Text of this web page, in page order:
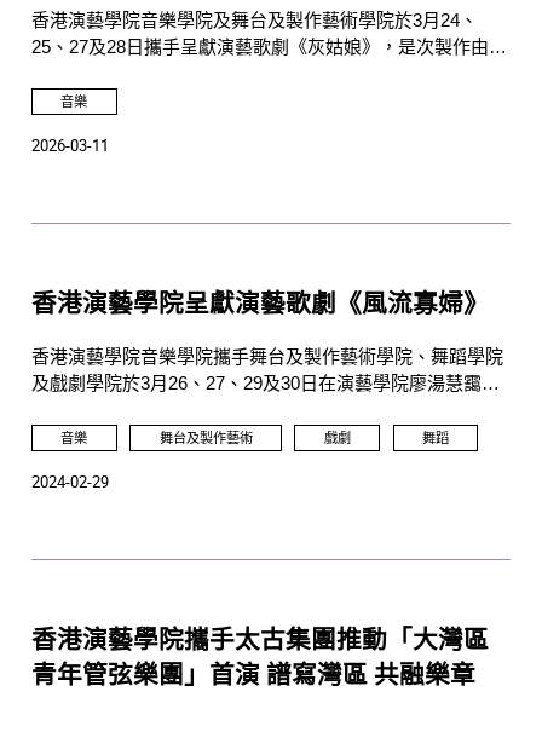
香港演藝學院音樂學院及舞台及製作藝術學院於3月24、
25、27及28日攜手呈獻演藝歌劇《灰姑娘》，是次製作由亞
音樂
2026-03-11
香港演藝學院呈獻演藝歌劇《風流寡婦》
香港演藝學院音樂學院攜手舞台及製作藝術學院、舞蹈學院
及戲劇學院於3月26、27、29及30日在演藝學院廖湯慧靄戲
音樂 舞台及製作藝術 戲劇 舞蹈
2024-02-29
香港演藝學院攜手太古集團推動「大灣區
青年管弦樂團」首演 譜寫灣區 共融樂章